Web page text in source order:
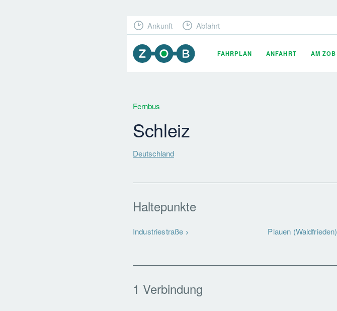
FAHRPLAN ANFAHRT AM ZOB
Ankunft Abfahrt
Fernbus
Schleiz
Deutschland
Haltepunkte
Industriestraße Plauen (Waldfrieden)
1 Verbindung